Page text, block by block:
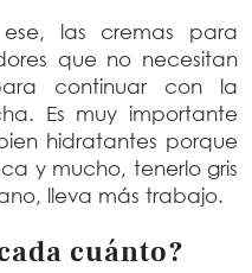
las cremas para
que no necesitan
continuar con la
Es muy importante
hidratantes porque
y mucho, tenerlo gris
lleva más trabajo.
cuánto?